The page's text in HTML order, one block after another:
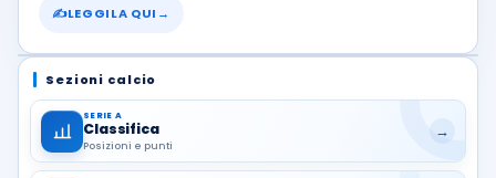
✍LEGGILA QUI →
Sezioni calcio
SERIE A
Classifica
Posizioni e punti
→